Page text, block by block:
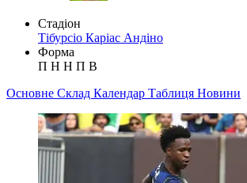
Стадіон
Тібурсіо Каріас Андіно
Форма
П Н Н П В
Основне Склад Календар Таблиця Новини